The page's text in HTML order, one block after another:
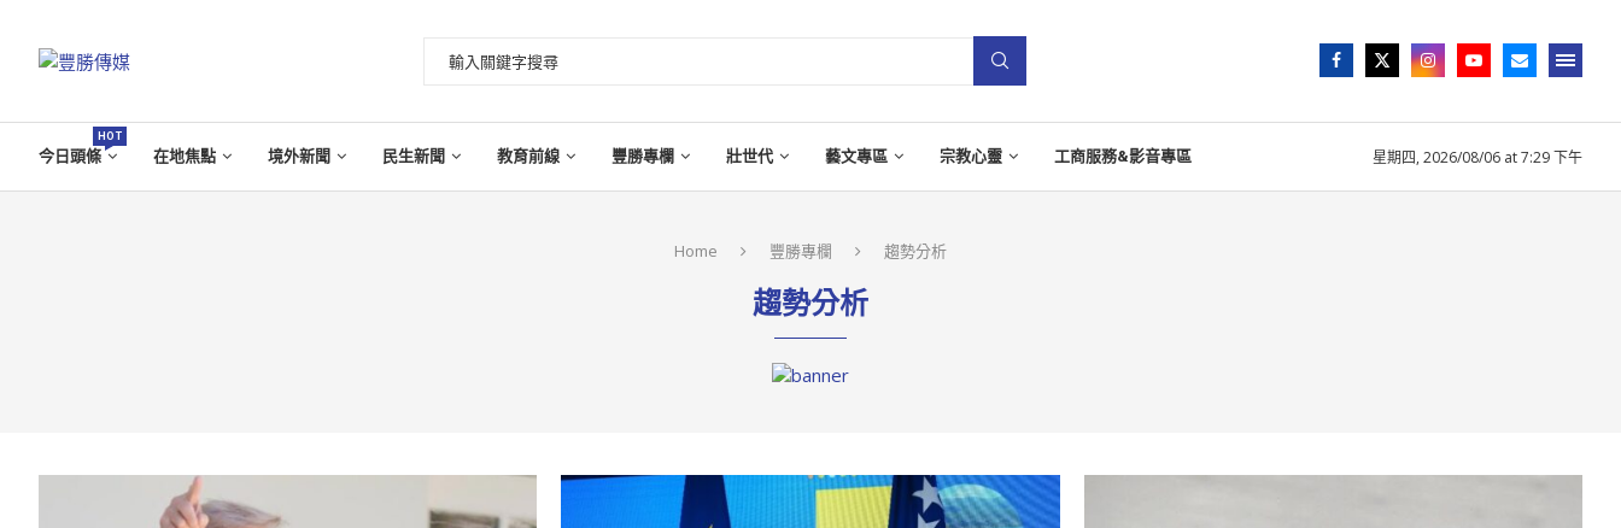
今日頭條
HOT
在地焦點 境外新聞 民生新聞 教育前線 豐勝專欄 壯世代 藝文專區 宗教心靈 工商服務&影音專區 星期四, 2026/08/06 at 7:29 下午
Home 豐勝專欄 趨勢分析
趨勢分析